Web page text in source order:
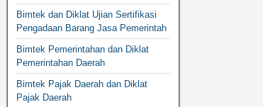
Bimtek dan Diklat Ujian Sertifikasi
Pengadaan Barang Jasa Pemerintah
Bimtek Pemerintahan dan Diklat
Pemerintahan Daerah
Bimtek Pajak Daerah dan Diklat
Pajak Daerah